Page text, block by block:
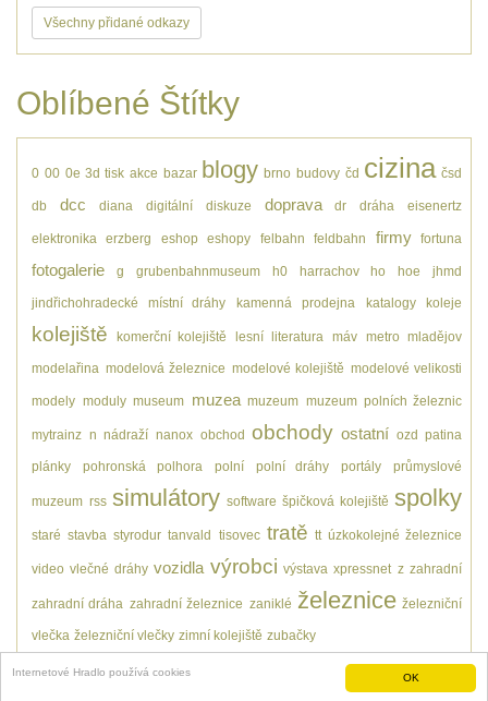
OK
Internetové Hradlo používá cookies
Všechny přidané odkazy
Oblíbené Štítky
0 00 0e 3d tisk akce bazar blogy brno budovy čd cizina čsd
db dcc diana digitální diskuze doprava dr dráha eisenertz
elektronika erzberg eshop eshopy felbahn feldbahn firmy fortuna
fotogalerie g grubenbahnmuseum h0 harrachov ho hoe jhmd
jindřichohradecké místní dráhy kamenná prodejna katalogy koleje
kolejiště komerční kolejiště lesní literatura máv metro mladějov
modelařina modelová železnice modelové kolejiště modelové velikosti
modely moduly museum muzea muzeum muzeum polních železnic
mytrainz n nádraží nanox obchod obchody ostatní ozd patina
plánky pohronská polhora polní polní dráhy portály průmyslové
muzeum rss simulátory software špičková kolejiště spolky
staré stavba styrodur tanvald tisovec tratě tt úzkokolejné železnice
video vlečné dráhy vozidla výrobci výstava xpressnet z zahradní
zahradní dráha zahradní železnice zaniklé železnice železniční
vlečka železniční vlečky zimní kolejiště zubačky